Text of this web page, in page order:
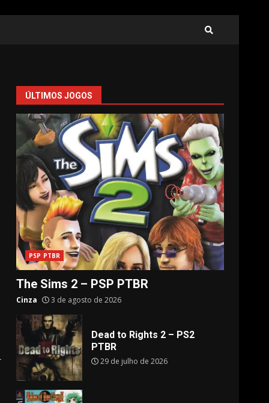
ÚLTIMOS JOGOS
PSP PTBR
The Sims 2 – PSP PTBR
Cinza 3 de agosto de 2026
Dead to Rights 2 – PS2
PTBR
29 de julho de 2026